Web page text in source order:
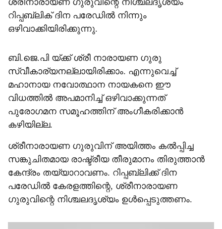
ശ്രീനാരായണ ഗുരുവിന്റെ നിശ്ചലദൃശ്യം
റിപ്പബ്ലിക് ദിന പരേഡില്‍ നിന്നും
ഒഴിവാക്കിയിരിക്കുന്നു.
ബി.ജെ.പി യ്ക്ക് ശ്രീ നാരായണ ഗുരു
സ്വീകാര്യനല്ലായിരിക്കാം. എന്നുവെച്ച്
മഹാനായ നവോത്ഥാന നായകനെ ഈ
വിധത്തില്‍ അപമാനിച്ച് ഒഴിവാക്കുന്നത്
പുരോഗമന സമൂഹത്തിന് അംഗീകരിക്കാന്‍
കഴിയില്ല.
ശ്രീനാരായണ ഗുരുവിന് അയിത്തം കല്‍പ്പിച്ച
സങ്കുചിതമായ രാഷ്ട്രീയ തീരുമാനം തിരുത്താന്‍
കേന്ദ്രം തയ്യാറാവണം. റിപ്പബ്ലിക്ക് ദിന
പരേഡില്‍ കേരളത്തിന്റെ, ശ്രീനാരായണ
ഗുരുവിന്റെ നിശ്ചലദൃശ്യം ഉള്‍പ്പെടുത്തണം.